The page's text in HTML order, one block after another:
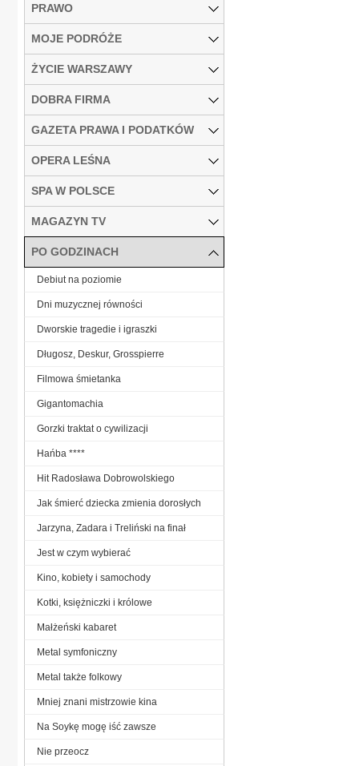
PRAWO
MOJE PODRÓŻE
ŻYCIE WARSZAWY
DOBRA FIRMA
GAZETA PRAWA I PODATKÓW
OPERA LEŚNA
SPA W POLSCE
MAGAZYN TV
PO GODZINACH
Debiut na poziomie
Dni muzycznej równości
Dworskie tragedie i igraszki
Długosz, Deskur, Grosspierre
Filmowa śmietanka
Gigantomachia
Gorzki traktat o cywilizacji
Hańba ****
Hit Radosława Dobrowolskiego
Jak śmierć dziecka zmienia dorosłych
Jarzyna, Zadara i Treliński na finał
Jest w czym wybierać
Kino, kobiety i samochody
Kotki, księżniczki i królowe
Małżeński kabaret
Metal symfoniczny
Metal także folkowy
Mniej znani mistrzowie kina
Na Soykę mogę iść zawsze
Nie przeocz